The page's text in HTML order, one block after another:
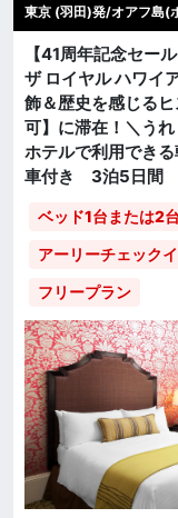
東京 (羽田)発/オアフ島(
【41周年記念セー
ザ ロイヤル ハワイ
飾＆歴史を感じる
可】に滞在！＼う
ホテルで利用でき
車付き 3泊5日間
ベッド1台または2
アーリーチェック
フリープラン